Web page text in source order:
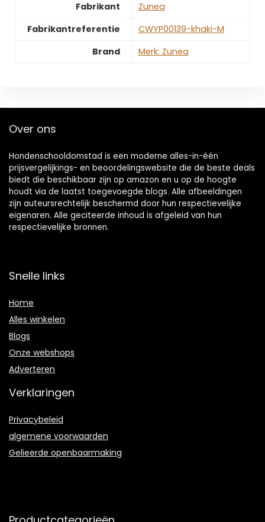
Fabrikant
‎Zunea
Fabrikantreferentie
‎CWYP00139-khaki-M
Brand
Merk: Zunea
Over ons
Hondenschooldomstad is een moderne alles-in-één
prijsvergelijkings- en beoordelingswebsite die de beste deals
biedt die beschikbaar zijn op amazon en u op de hoogte
houdt via de laatst toegevoegde blogs. Alle afbeeldingen
zijn auteursrechtelijk beschermd door hun respectievelijke
eigenaren. Alle geciteerde inhoud is afgeleid van hun
respectievelijke bronnen.
Snelle links
Home
Alles winkelen
Blogs
Onze webshops
Adverteren
Verklaringen
Privacybeleid
algemene voorwaarden
Gelieerde openbaarmaking